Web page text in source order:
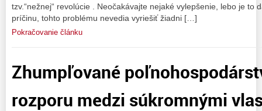
tzv.“nežnej“ revolúcie . Neočakávajte nejaké vylepšenie, lebo je to
príčinu, tohto problému nevedia vyriešiť žiadni […]
Pokračovanie článku
Zhumpľované
rozporu medzi súkromnými